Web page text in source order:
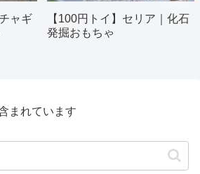
ャギ
【100円トイ】セリア｜化石
発掘おもちゃ
まれています